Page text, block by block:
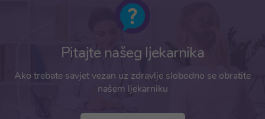
Pitajte našeg ljekarnika
Ako trebate savjet vezan uz zdravlje slobodno se obratite
našem ljekarniku